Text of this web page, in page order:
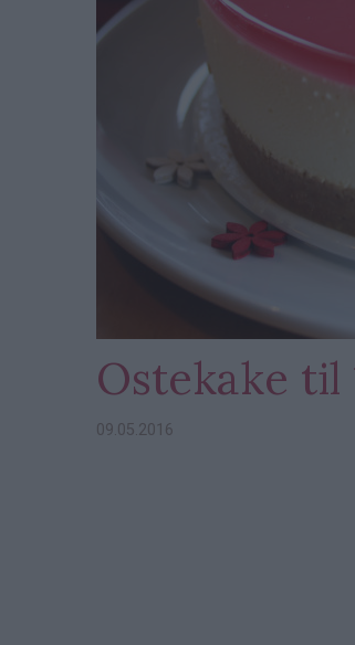
Ostekake til
09.05.2016